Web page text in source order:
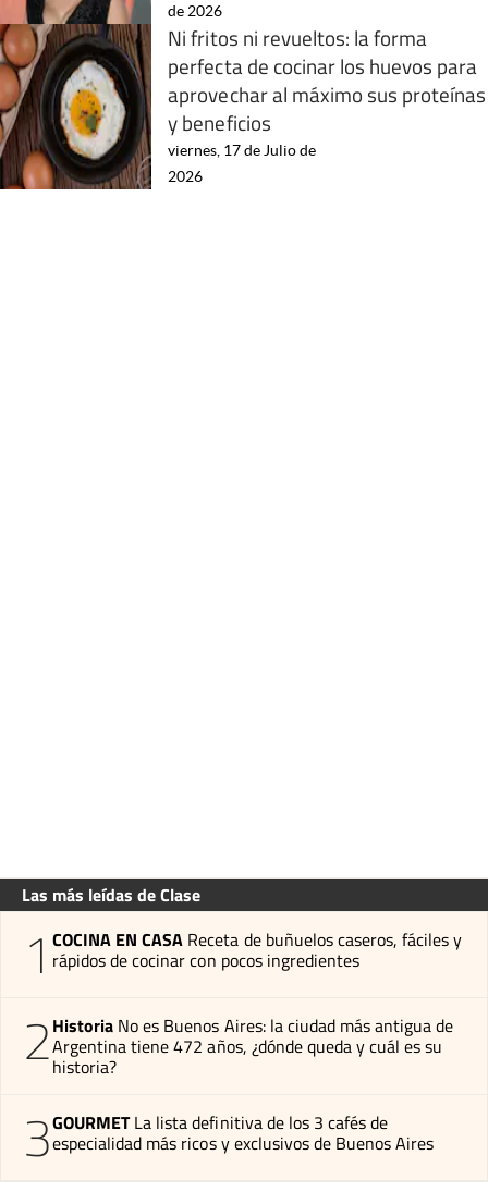
de 2026
Ni fritos ni revueltos: la forma
perfecta de cocinar los huevos para
aprovechar al máximo sus proteínas
y beneficios
viernes, 17 de Julio de
2026
Las más leídas de Clase
1 COCINA EN CASA Receta de buñuelos caseros, fáciles y
rápidos de cocinar con pocos ingredientes
2Historia No es Buenos Aires: la ciudad más antigua de
Argentina tiene 472 años, ¿dónde queda y cuál es su
historia?
3GOURMET La lista definitiva de los 3 cafés de
especialidad más ricos y exclusivos de Buenos Aires